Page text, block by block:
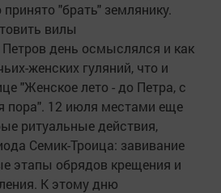
"брать" землянику.
вилы
день осмыслялся и как
женских гуляний, что и
"Женское лето - до Петра, с
пора". 12 июля местами еще
ритуальные действия,
Семик-Троица: завивание
этапы обрядов крещения и
К этому дню